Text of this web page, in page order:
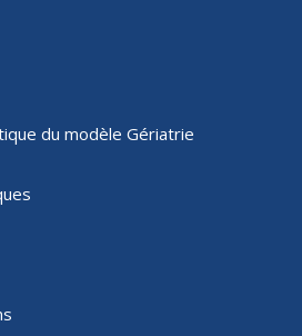
du modèle Gériatrie